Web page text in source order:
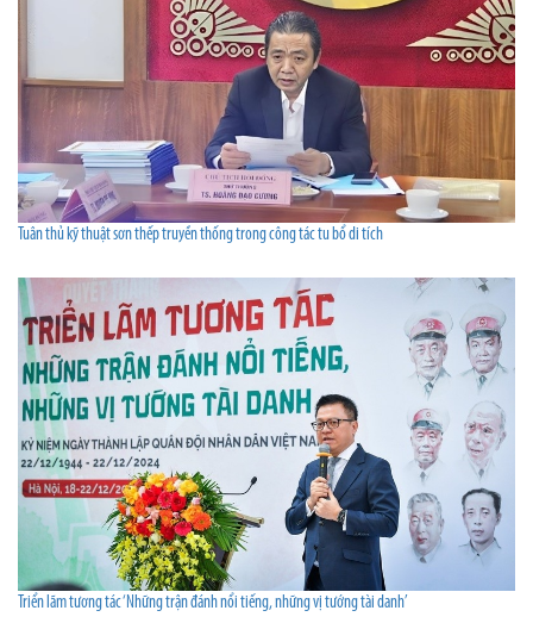
Tuân thủ kỹ thuật sơn thếp truyền thống trong công tác tu bổ di tích
Triển lãm tương tác ‘Những trận đánh nổi tiếng, những vị tướng tài danh’